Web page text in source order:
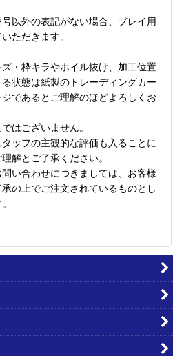
以外の表記がない場合、プレイ用
ただきます。
・枠キラやホイル抜け、加工位置
状態は紙製のトレーディングカー
であるとご理解のほどよろしくお
はございません。
ッフの主観的な評価も入ることに
解とご了承ください。
い合わせにつきましては、お客様
の上でご注文されているものとし